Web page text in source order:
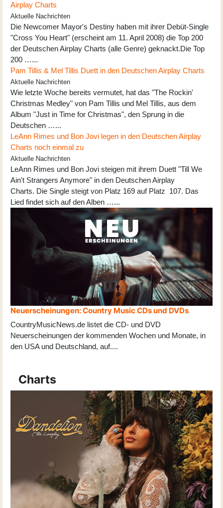
Airplay Charts
Aktuelle Nachrichten
Die Newcomer Mayor's Destiny haben mit ihrer Debüt-Single
"Cross You Heart" (erscheint am 11. April 2008) die Top 200
der Deutschen Airplay Charts (alle Genre) geknackt.Die Top
200 …...
Pam Tillis & Mel Tillis Duett in den Deutschen Airplay Charts
Aktuelle Nachrichten
Wie letzte Woche bereits vermutet, hat das "The Rockin'
Christmas Medley" von Pam Tillis und Mel Tillis, aus dem
Album "Just in Time for Christmas", den Sprung in die
Deutschen …...
LeAnn Rimes und Bon Jovi legen in den Deutschen Airplay
Charts noch einmal zu
Aktuelle Nachrichten
LeAnn Rimes und Bon Jovi steigen mit ihrem Duett "Till We
Ain't Strangers Anymore" in den Deutschen Airplay
Charts. Die Single steigt von Platz 169 auf Platz 107. Das
Lied findet sich auf den Alben …...
Neuerscheinungen: Country Music CDs und DVDs
CountryMusicNews.de listet die CD- und DVD
Neuerscheinungen der kommenden Wochen und Monate, in
den USA und Deutschland, auf....
Charts